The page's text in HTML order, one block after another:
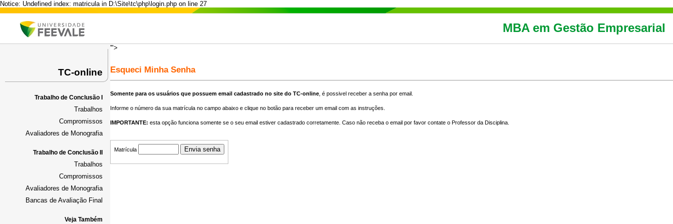
Notice: Undefined index: matricula in D:\Site\tc\php\login.php on line 27
MBA em Gestão Empresarial
TC-online
Trabalho de Conclusão I
Trabalhos
Compromissos
Avaliadores de Monografia
Trabalho de Conclusão II
Trabalhos
Compromissos
Avaliadores de Monografia
Bancas de Avaliação Final
Veja Também
'">
Esqueci Minha Senha
Somente para os usuários que possuem email cadastrado no site do TC-online , é possivel receber a senha por email.
Informe o número da sua matrícula no campo abaixo e clique no botão para receber um email com as instruções.
IMPORTANTE: esta opção funciona somente se o seu email estiver cadastrado corretamente. Caso não receba o email por favor contate o Professor da Disciplina.
Matrícula